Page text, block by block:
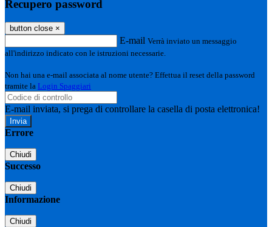
Recupero password
button close ×
E-mail Verrà inviato un messaggio
all'indirizzo indicato con le istruzioni necessarie.
Non hai una e-mail associata al nome utente? Effettua il reset della password
tramite la Login Spaggiari
E-mail inviata, si prega di controllare la casella di posta elettronica!
Errore
Chiudi
Successo
Chiudi
Informazione
Chiudi